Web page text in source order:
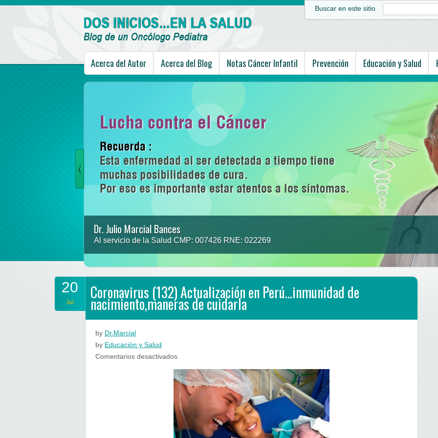
Buscar en este sitio
Acerca del Autor Acerca del Blog Notas Cáncer Infantil Prevención Educación y Salud
Dr. Julio Marcial Bances
Al servicio de la Salud CMP: 007426 RNE: 022269
Prevenir para no lamentar
“que la comida sea tu alimento y el alimento tu medicina”
20
Jul Coronavirus (132) Actualización en Perú…inmunidad de
nacimiento,maneras de cuidarla
by Dr.Marcial
by Educación y Salud
Comentarios desactivadosen
Coronavirus
(132)
Actualización
en
Perú…
inmunidad